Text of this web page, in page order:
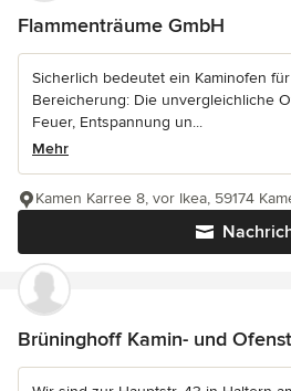
Flammenträume GmbH
Sicherlich bedeutet ein Kaminofen
Bereicherung: Die unvergleichliche
Feuer, Entspannung un...
Mehr
Kamen Karree 8, vor Ikea, 59174
Brüninghoff Kamin- und